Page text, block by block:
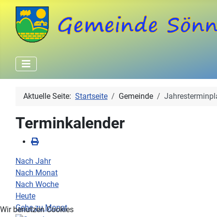
Aktuelle Seite: Startseite Gemeinde
Terminkalender
Nach Jahr
Nach Monat
Nach Woche
Heute
Gehe zu Monat
Wir benutzen Cookies